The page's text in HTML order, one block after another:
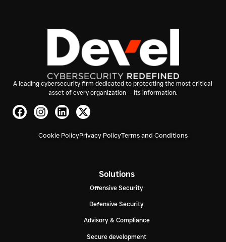
A leading cybersecurity firm dedicated to protecting the most critical
asset of every organization — its information.
Cookie PolicyPrivacy PolicyTerms and Conditions
Solutions
Offensive Security
Defensive Security
Advisory & Compliance
Secure development